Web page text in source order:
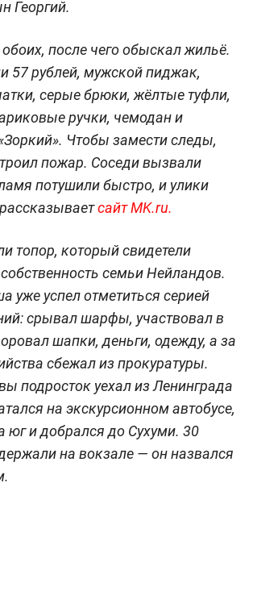
Георгий.
после чего обыскал жильё.
57 рублей, мужской пиджак,
серые брюки, жёлтые туфли,
ручки, чемодан и
Чтобы замести следы,
пожар. Соседи вызвали
потушили быстро, и улики
сайт MK.ru.
топор, который свидетели
семьи Нейландов.
уже успел отметиться серией
срывал шарфы, участвовал в
шапки, деньги, одежду, а за
сбежал из прокуратуры.
подросток уехал из Ленинграда
на экскурсионном автобусе,
юг и добрался до Сухуми. 30
на вокзале — он назвался